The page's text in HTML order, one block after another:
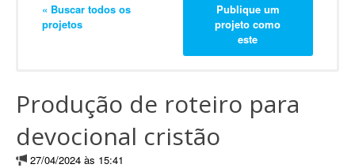
« Buscar todos os
projetos
Publique um
projeto como
este
Produção de roteiro para
devocional cristão
27/04/2024 às 15:41